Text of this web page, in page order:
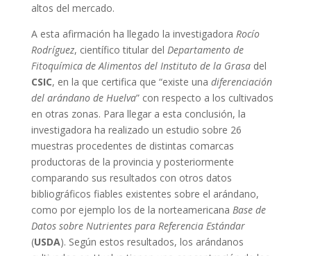
altos del mercado.
A esta afirmación ha llegado la investigadora Rocío
Rodríguez, científico titular del Departamento de
Fitoquímica de Alimentos del Instituto de la Grasadel
CSIC, en la que certifica que “existe una diferenciación
del arándano de Huelva” con respecto a los cultivados
en otras zonas. Para llegar a esta conclusión, la
investigadora ha realizado un estudio sobre 26
muestras procedentes de distintas comarcas
productoras de la provincia y posteriormente
comparando sus resultados con otros datos
bibliográficos fiables existentes sobre el arándano,
como por ejemplo los de la norteamericana Base de
Datos sobre Nutrientes para Referencia Estándar
(USDA). Según estos resultados, los arándanos